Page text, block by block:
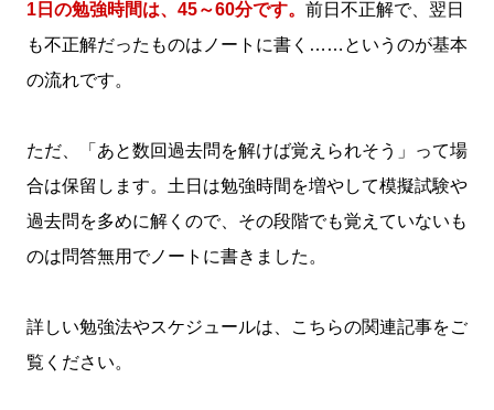
1日の勉強時間は、45～60分です。 前日不正解で、翌日
も不正解だったものはノートに書く……というのが基本
の流れです。
ただ、「あと数回過去問を解けば覚えられそう」って場
合は保留します。土日は勉強時間を増やして模擬試験や
過去問を多めに解くので、その段階でも覚えていないも
のは問答無用でノートに書きました。
詳しい勉強法やスケジュールは、こちらの関連記事をご
覧ください。